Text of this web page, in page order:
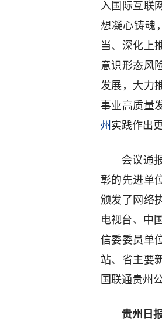
入国际互联
想凝心铸魂
当、深化上
意识形态风
发展，大力
事业高质量
州 实践作出
会议通
彰的先进单
颁发了网络
电视台、中
信委委员单
站、省主要
国联通贵州
贵州日